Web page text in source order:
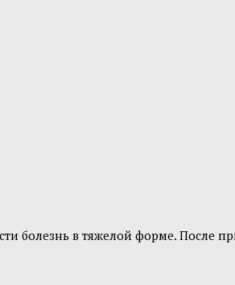
болезнь в тяжелой форме. После